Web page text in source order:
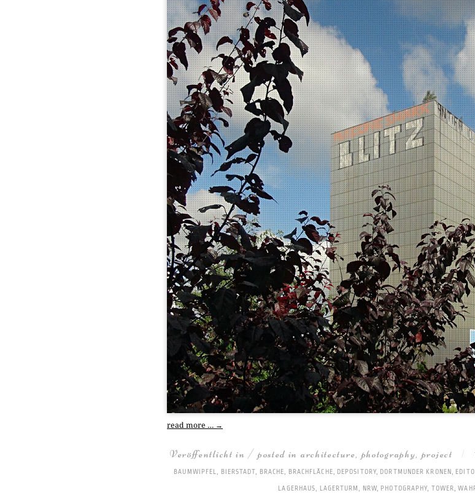
read more … →
Veröffentlicht in / posted in architecture, photography, project
BAUMWIPFEL, BIERSTADT, BRACHE, BRACHFLÄCHE, DEPOSITORY, DORTMUNDER KRONEN,
LAGERHAUS, LAGERTURM, NRW, PHOTOGRAPHY, TOWER,